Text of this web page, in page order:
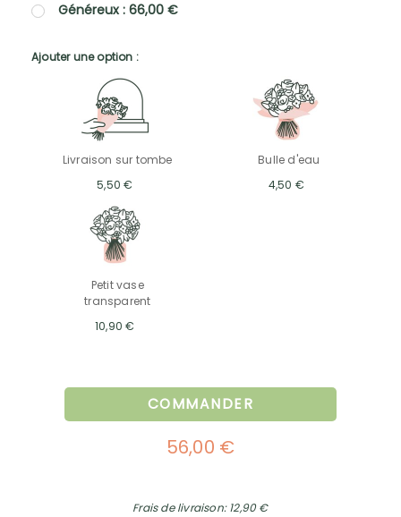
Généreux : 66,00 €
Ajouter une option :
Livraison sur tombe
5,50 €
Bulle d'eau
4,50 €
Petit vase
transparent
10,90 €
COMMANDER
56,00 €
Frais de livraison: 12,90 €